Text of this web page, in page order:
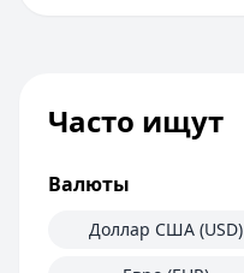
Часто ищут
Валюты
Доллар США (USD)